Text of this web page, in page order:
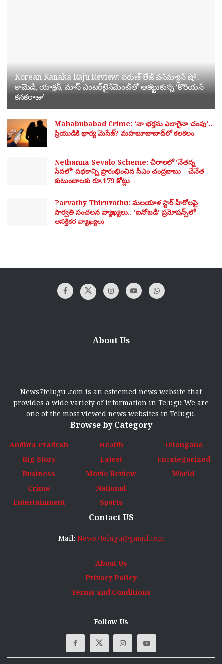
Korean Kanaka Raju Review: వరుణ్ తేజ్ వన్‌మ్యాన్ షో..
కామెడీ, యాక్షన్, మాస్ ఎంటర్‌టైన్‌మెంట్‌తో ఆకట్టుకున్న ‘కొరియన్
కనకరాజు’
Mahabubabad Crime: ‘నా భర్తను ఎలాగైనా చంపు’..
ప్రియుడికి భార్య మెసేజ్? మహబూబాబాద్‌లో కలకలం
Nethanna Sevalo Scheme: చీరాలలో ‘నేతన్న
సేవలో’ పథకాన్ని ప్రారంభించిన సీఎం చంద్రబాబు – చేనేత
కుటుంబాలకు రూ.179 కోట్లు
Parvathy Thiruvothu: మలయాళ స్టార్ హీరోలపై
పార్వతి సంచలన వ్యాఖ్యలు.. ‘ఐనోబడీ’ ప్రమోషన్స్‌లో
ఆసక్తికర వ్యాఖ్యలు
About Us
News7telugu .com is an esteemed news website that
provides a wide variety of information in Telugu We are
one of the most viewed news websites in Telugu.
Browse by Category
Andhra Pradesh
Big Story
Entertainment
Health
Latest
Movie Review
Sports
News7telugu@gmail.com
Follow Us